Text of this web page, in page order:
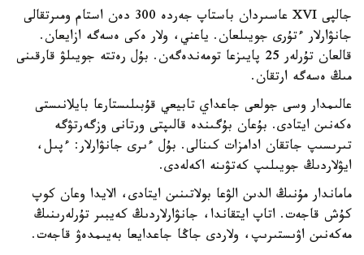
جالپى XVI عاسىردان باستاپ جەردە 300 دەن استام ومىرتقالى
جانۋارلار ءتۇرى جويىلعان. ياعني، ولار ەكى ەسەگە ازايعان.
قالعان تۇرلەر 25 پايىزعا تومەندەگەن. بۇل رەتتە جويىلۋ قارقىنى
مىڭ ەسەگە ارتقان.
عالىمدار وسى جولعى جاعداي تابيعي قۇبىلىستارعا بايلانىستى
ەكەنىن ايتادى. بۇعان بۇگىندە قالىپتى ورتانى وزگەرتۋگە
تىرىسىپ جاتقان ادامزات كىنالى. بۇل ءىرى جانۋارلار: ءپىل،
ايۋلاردىڭ جويىلىپ كەتۋىنە اكەلەدى.
ماماندار مۇنىڭ الدىن الۋعا بولاتىنىن ايتادى، الايدا وعان كوپ
كۇش قاجەت. اتاپ ايتقاندا، جانۋارلاردىڭ كەيبىر تۇرلەرىنىڭ
مەكەنىن اۋىستىرىپ، ولاردى جاڭا جاعدايعا بەيىمدەۋ قاجەت.